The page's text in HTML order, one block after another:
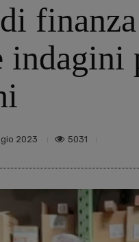
indagini
2023 5031